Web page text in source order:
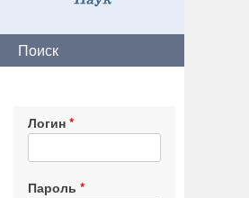
Поиск
Логин
Пароль